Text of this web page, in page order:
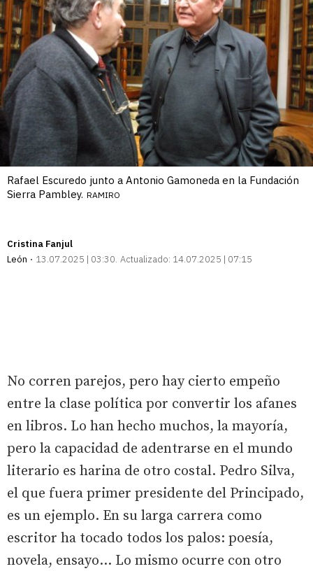
Rafael Escuredo junto a Antonio Gamoneda en la Fundación
Sierra Pambley. RAMIRO
Cristina Fanjul
León
13.07.2025 | 03:30 Actualizado: 14.07.2025 | 07:15
No corren parejos, pero hay cierto empeño
entre la clase política por convertir los afanes
en libros. Lo han hecho muchos, la mayoría,
pero la capacidad de adentrarse en el mundo
literario es harina de otro costal. Pedro Silva,
el que fuera primer presidente del Principado,
es un ejemplo. En su larga carrera como
escritor ha tocado todos los palos: poesía,
novela, ensayo... Lo mismo ocurre con otro